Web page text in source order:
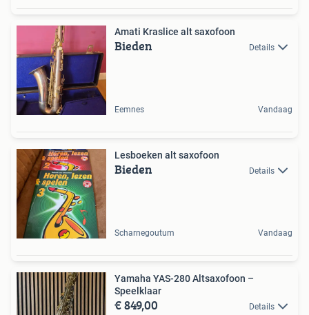
Amati Kraslice alt saxofoon
Bieden Details
Eemnes Vandaag
Lesboeken alt saxofoon
Bieden Details
Scharnegoutum Vandaag
Yamaha YAS-280 Altsaxofoon –
Speelklaar
€ 849,00 Details